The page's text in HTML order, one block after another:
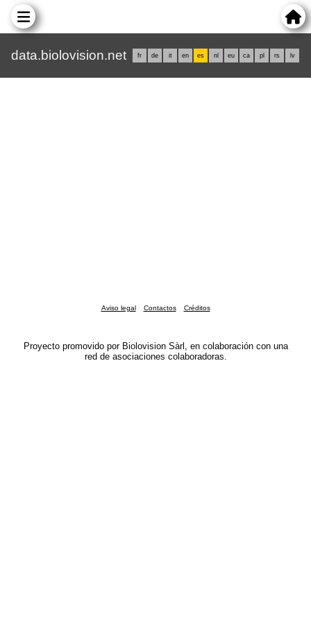
data.biolovision.net fr de it en es nl eu ca pl rs lv
Aviso legal Contactos Créditos
Proyecto promovido por Biolovision Sàrl, en colaboración con una
red de asociaciones colaboradoras.